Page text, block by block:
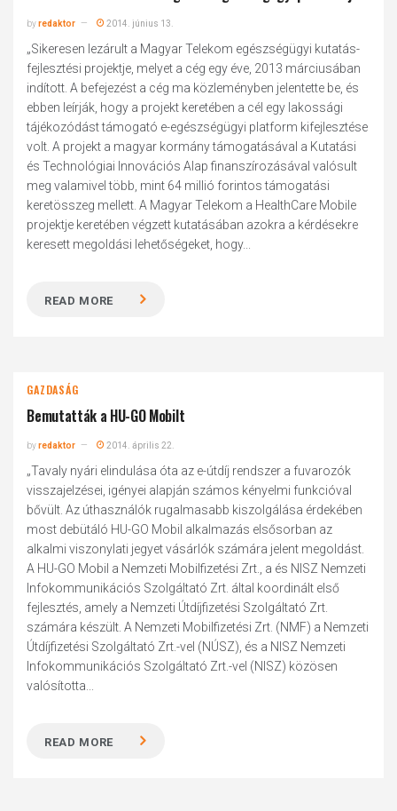
byredaktor 2014. június 13.
„Sikeresen lezárult a Magyar Telekom egészségügyi kutatás-
fejlesztési projektje, melyet a cég egy éve, 2013 márciusában
indított. A befejezést a cég ma közleményben jelentette be, és
ebben leírják, hogy a projekt keretében a cél egy lakossági
tájékozódást támogató e-egészségügyi platform kifejlesztése
volt. A projekt a magyar kormány támogatásával a Kutatási
és Technológiai Innovációs Alap finanszírozásával valósult
meg valamivel több, mint 64 millió forintos támogatási
keretösszeg mellett. A Magyar Telekom a HealthCare Mobile
projektje keretében végzett kutatásában azokra a kérdésekre
keresett megoldási lehetőségeket, hogy...
READ MORE
GAZDASÁG
Bemutatták a HU-GO Mobilt
byredaktor 2014. április 22.
„Tavaly nyári elindulása óta az e-útdíj rendszer a fuvarozók
visszajelzései, igényei alapján számos kényelmi funkcióval
bővült. Az úthasználók rugalmasabb kiszolgálása érdekében
most debütáló HU-GO Mobil alkalmazás elsősorban az
alkalmi viszonylati jegyet vásárlók számára jelent megoldást.
A HU-GO Mobil a Nemzeti Mobilfizetési Zrt., a és NISZ Nemzeti
Infokommunikációs Szolgáltató Zrt. által koordinált első
fejlesztés, amely a Nemzeti Útdíjfizetési Szolgáltató Zrt.
számára készült. A Nemzeti Mobilfizetési Zrt. (NMF) a Nemzeti
Útdíjfizetési Szolgáltató Zrt.-vel (NÚSZ), és a NISZ Nemzeti
Infokommunikációs Szolgáltató Zrt.-vel (NISZ) közösen
valósította...
READ MORE